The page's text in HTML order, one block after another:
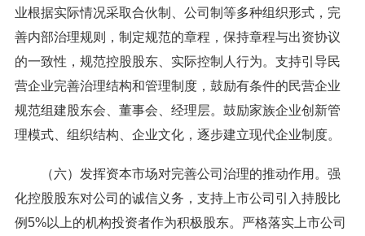
业根据实际情况采取合伙制、公司制等多种组织形式，完
善内部治理规则，制定规范的章程，保持章程与出资协议
的一致性，规范控股股东、实际控制人行为。支持引导民
营企业完善治理结构和管理制度，鼓励有条件的民营企业
规范组建股东会、董事会、经理层。鼓励家族企业创新管
理模式、组织结构、企业文化，逐步建立现代企业制度。
（六）发挥资本市场对完善公司治理的推动作用。强
化控股股东对公司的诚信义务，支持上市公司引入持股比
例5%以上的机构投资者作为积极股东。严格落实上市公司